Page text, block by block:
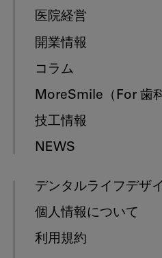
医院経営
開業情報
コラム
MoreSmile （For 歯
技工情報
NEWS
デンタルライフデザ
個人情報について
利用規約